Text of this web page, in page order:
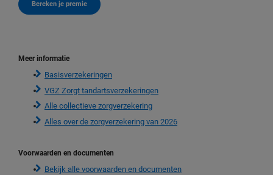
Bereken je premie
Meer informatie
Basisverzekeringen
VGZ Zorgt tandartsverzekeringen
Alle collectieve zorgverzekering
Alles over de zorgverzekering van 2026
Voorwaarden en documenten
Bekijk alle voorwaarden en documenten